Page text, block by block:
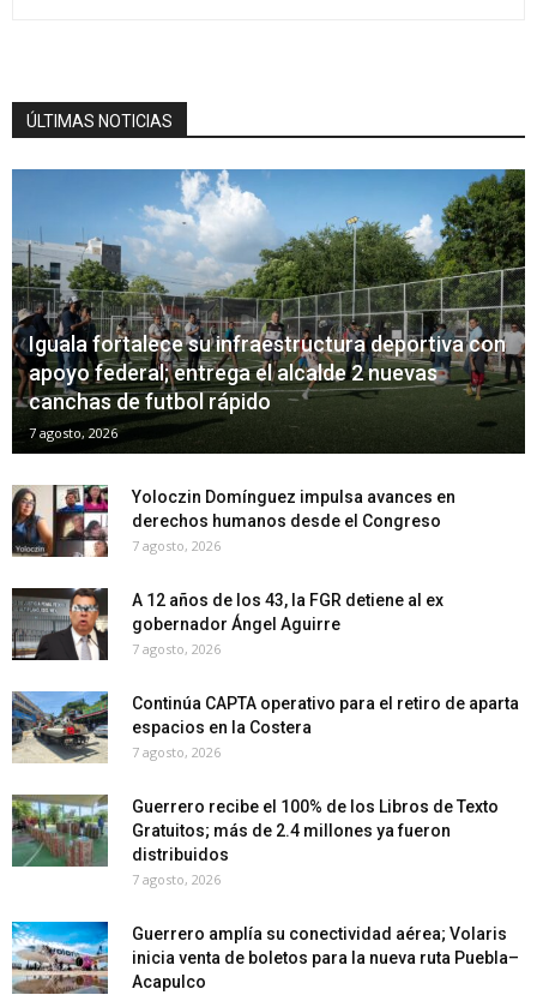
ÚLTIMAS NOTICIAS
Iguala fortalece su infraestructura deportiva con
apoyo federal; entrega el alcalde 2 nuevas
canchas de futbol rápido
7 agosto, 2026
Yoloczin Domínguez impulsa avances en
derechos humanos desde el Congreso
7 agosto, 2026
A 12 años de los 43, la FGR detiene al ex
gobernador Ángel Aguirre
7 agosto, 2026
Continúa CAPTA operativo para el retiro de aparta
espacios en la Costera
7 agosto, 2026
Guerrero recibe el 100% de los Libros de Texto
Gratuitos; más de 2.4 millones ya fueron
distribuidos
7 agosto, 2026
Guerrero amplía su conectividad aérea; Volaris
inicia venta de boletos para la nueva ruta Puebla–
Acapulco